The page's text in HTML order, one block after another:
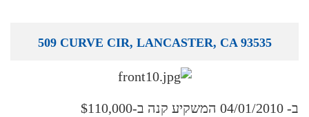
509 CURVE CIR, LANCASTER, CA 93535
ב- 04/01/2010 המשקיע קנה ב-$110,000